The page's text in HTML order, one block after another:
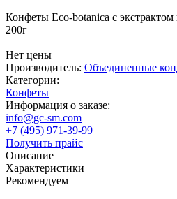
Конфеты Eco-botanica с
200г
Нет цены
Производитель: Объединенные
Категории:
Конфеты
Информация о заказе:
info@gc-sm.com
+7 (495) 971-39-99
Получить прайс
Описание
Характеристики
Рекомендуем